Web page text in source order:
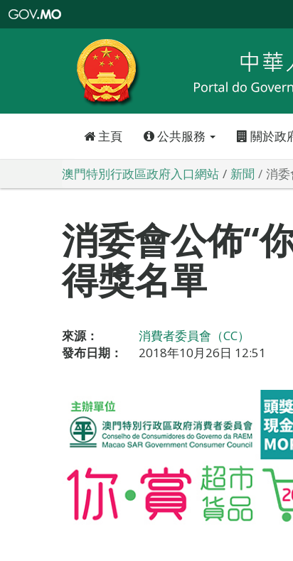
特
政
區
政
口
主頁 公共服務 關於政
澳門特別行政區政府入口網站 新聞 消委
消委會公佈“
得獎名單
來源：
消費者委員會（CC）
發布日期：
2018年10月26日 12:51